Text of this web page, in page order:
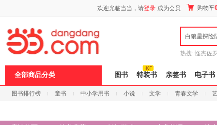
欢迎光临当当，请登录 成为会员 购物车
白狼星探险
热搜: 怪杰佐
全部商品分类 图书 特装书 亲签书 电子书
图书排行榜 童书 中小学用书 小说 文学 青春文学
页